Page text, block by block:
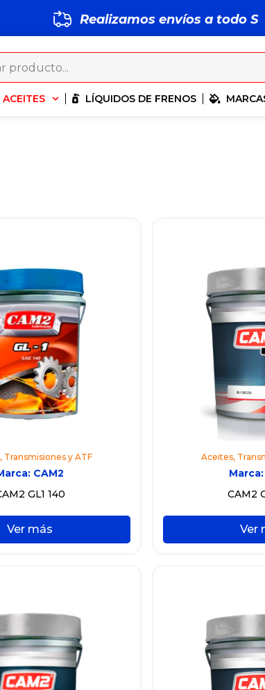
Realizamos envíos a todo S M
ACEITES LÍQUIDOS DE FRENOS
, Transmisiones y ATF
CAM2
GL1 140
Ver más
Aceites,
Marca:
CAM2
Ver